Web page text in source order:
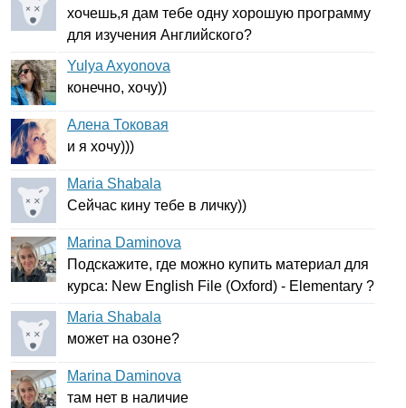
хочешь,я дам тебе одну хорошую программу
для изучения Английского?
Yulya Axyonova
конечно, хочу))
Алена Токовая
и я хочу)))
Maria Shabala
Сейчас кину тебе в личку))
Marina Daminova
Подскажите, где можно купить материал для
курса: New English File (Oxford) - Elementary ?
Maria Shabala
может на озоне?
Marina Daminova
там нет в наличие